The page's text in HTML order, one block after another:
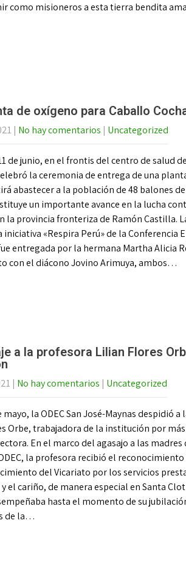
como misioneros a esta tierra bendita
de oxígeno para Caballo
| No hay comentarios | Uncategorized
de junio, en el frontis del centro de salud
la ceremonia de entrega de una
abastecer a la población de 48 balones
un importante avance en la lucha
la provincia fronteriza de Ramón Castilla.
iniciativa «Respira Perú» de la Conferencia
entregada por la hermana Martha Alicia
con el diácono Jovino Arimuya, ambos…
a la profesora Lilian Flores
| No hay comentarios | Uncategorized
mayo, la ODEC San José-Maynas despidió a
Orbe, trabajadora de la institución por más
En el marco del agasajo a las madres
la profesora recibió el reconocimiento
del Vicariato por los servicios
el cariño, de manera especial en Santa
hasta el momento de su
de la…